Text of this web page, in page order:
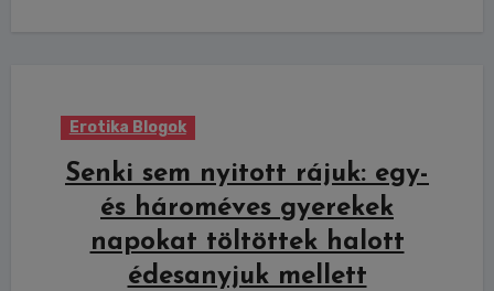
Erotika Blogok
Senki sem nyitott rájuk: egy-
és hároméves gyerekek
napokat töltöttek halott
édesanyjuk mellett